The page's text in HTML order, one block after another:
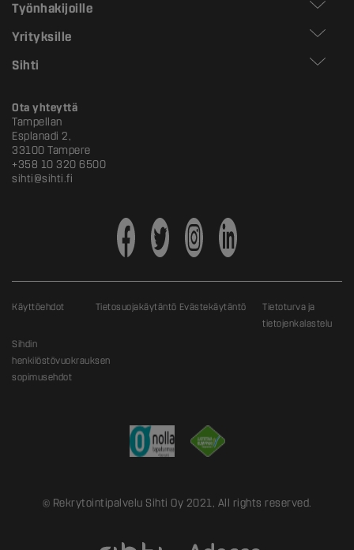
Työnhakijoille
Yrityksille
Sihti
Ota yhteyttä
Tampellan
Esplanadi 2,
33100 Tampere
+358 10 320 6500
sihti@sihti.fi
Käyttöehdot Tietosuojakäytäntö Evästekäytäntö
Tietoturva ja
tietojenkalastelu
Sihdin
henkilöstövuokrauksen
sopimusehdot
© Rekrytointipalvelu Sihti Oy 2021, All rights reserved.